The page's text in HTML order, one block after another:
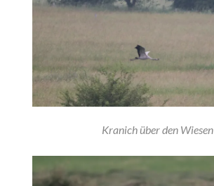
Kranich über den Wiesen